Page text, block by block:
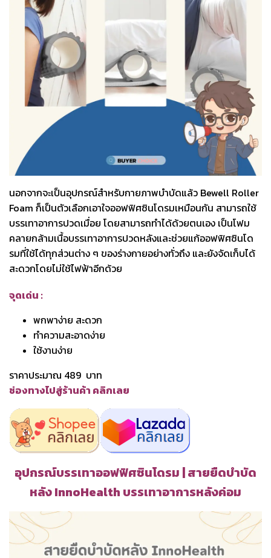
นอกจากจะเป็นอุปกรณ์สำหรับกายภาพบำบัดแล้ว Bewell Roller
Foam ก็เป็นตัวเลือกเอาใจออฟฟิศซินโดรมเหมือนกัน สามารถใช้
บรรเทาอาการปวดเมื่อย โดยสามารถทำได้ด้วยตนเอง เป็นโฟม
คลายกล้ามเนื้อบรรเทาอาการปวดหลังและช่วยแก้ออฟฟิศซินโด
รมที่ใช้ได้ทุกส่วนต่าง ๆ ของร่างกายอย่างทั่วถึง และยังจัดเก็บได้
สะดวกโดยไม่ใช้ไฟฟ้าอีกด้วย
จุดเด่น :
พกพาง่าย สะดวก
ทำความสะอาดง่าย
ใช้งานง่าย
ราคาประมาณ 489 บาท
ช่องทางไปสู่ร้านค้า คลิกเลย
อุปกรณ์บรรเทาออฟฟิศซินโดรม | สายยืดบำบัด
หลัง InnoHealth บรรเทาอาการหลังค่อม